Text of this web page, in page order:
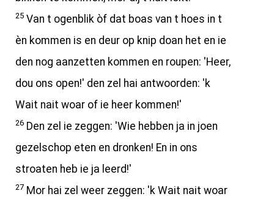
25 Van t ogenblik òf dat boas van t hoes in t
èn kommen is en deur op knip doan het en ie
den nog aanzetten kommen en roupen: 'Heer,
dou ons open!' den zel hai antwoorden: 'k
Wait nait woar of ie heer kommen!'
26 Den zel ie zeggen: 'Wie hebben ja in joen
gezelschop eten en dronken! En in ons
stroaten heb ie ja leerd!'
27 Mor hai zel weer zeggen: 'k Wait nait woar